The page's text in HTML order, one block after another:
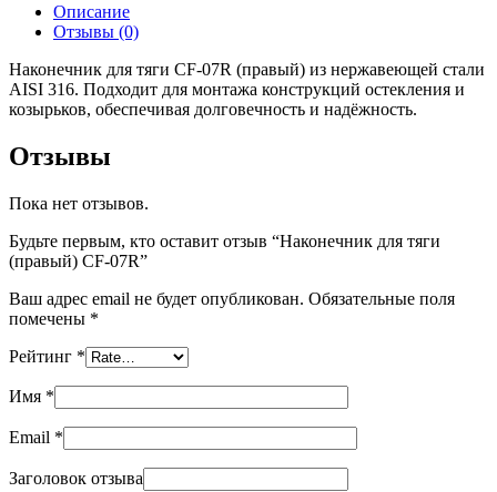
Описание
Отзывы (0)
Наконечник для тяги CF-07R (правый) из нержавеющей стали
AISI 316. Подходит для монтажа конструкций остекления и
козырьков, обеспечивая долговечность и надёжность.
Отзывы
Пока нет отзывов.
Будьте первым, кто оставит отзыв “Наконечник для тяги
(правый) CF-07R”
Ваш адрес email не будет опубликован. Обязательные поля
помечены *
Рейтинг *
Имя *
Email *
Заголовок отзыва